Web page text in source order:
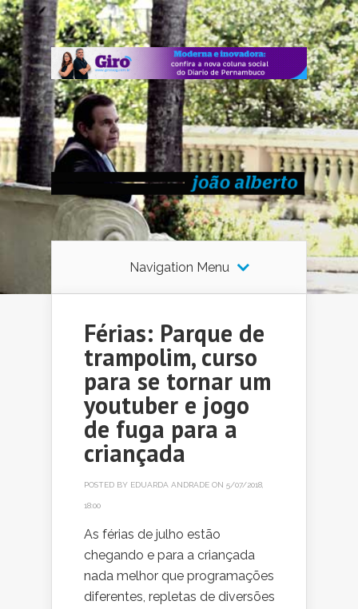
Navigation Menu
Férias: Parque de
trampolim, curso
para se tornar um
youtuber e jogo
de fuga para a
criançada
POSTED BY EDUARDA ANDRADE ON 5/07/2018,
18:00
As férias de julho estão
chegando e para a criançada
nada melhor que programações
diferentes, repletas de diversões